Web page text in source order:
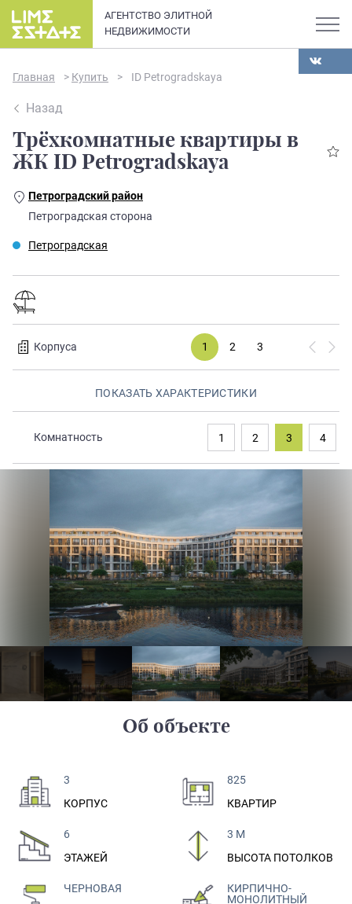
АГЕНТСТВО ЭЛИТНОЙ
НЕДВИЖИМОСТИ
О компании
Элитная недвижимость в
Санкт-Петербурге: каталог
премиум-класса
Сдать
Закрытые продажи
Главная > Купить > ID Petrogradskaya
Назад
Трёхкомнатные квартиры в
ЖК ID Petrogradskaya
Петроградский район
Петроградская сторона
Петроградская
Корпуса 1 2 3
ПОКАЗАТЬ ХАРАКТЕРИСТИКИ
Комнатность 1 2 3 4
Об объекте
3
КОРПУС
825
КВАРТИР
6
ЭТАЖЕЙ
3 М
ВЫСОТА ПОТОЛКОВ
ЧЕРНОВАЯ
КИРПИЧНО-
МОНОЛИТНЫЙ